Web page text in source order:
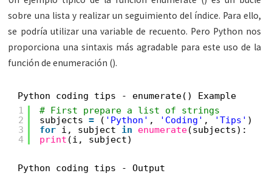
sobre una lista y realizar un seguimiento del índice. Para ello,
se podría utilizar una variable de recuento. Pero Python nos
proporciona una sintaxis más agradable para este uso de la
función de enumeración ().
Python coding tips - enumerate() Example
1
2
3
4
# First prepare a list of strings
subjects = ( 'Python' , 'Coding' , 'Tips' )
for i, subject in enumerate(subjects):
print (i, subject)
Python coding tips - Output